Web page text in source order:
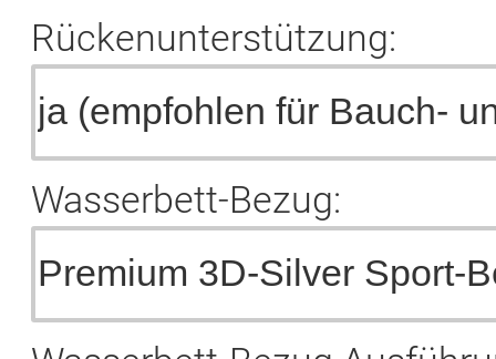
Rückenunterstützung:
Wasserbett-Bezug: